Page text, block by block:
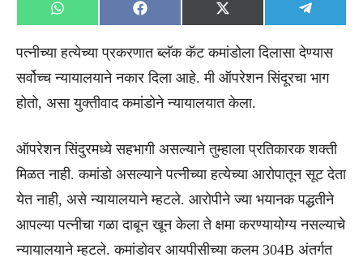
Share
on
WhatsApp
Share
on
Facebook
Share
on
X
(Twitter)
Share
on
पत्नीच्या हत्येच्या प्रकरणात ब्लॅक कॅट कमांडोला दिलासा देण्यास
सर्वोच्च न्यायालयाने नकार दिला आहे. मी ऑपरेशन सिंदूरचा भाग
होतो, असा युक्तीवाद कमांडोने न्यायालयात केला.
ऑपरेशन सिंदुरमध्ये सहभागी असल्याने तुम्हाला प्रतिकारक शक्ती
मिळत नाही. कमांडो असल्याने पत्नीच्या हत्येच्या आरोपातून सूट देता
येत नाही, असे न्यायालयाने म्हटले. आरोपीने ज्या भयानक पद्धतीने
आपल्या पत्नीचा गळा दाबून खून केला ते क्षमा करण्यायोग्य नसल्याचे
न्यायालयाने म्हटले. कमांडोवर आयपीसीच्या कलम 304B अंतर्गत